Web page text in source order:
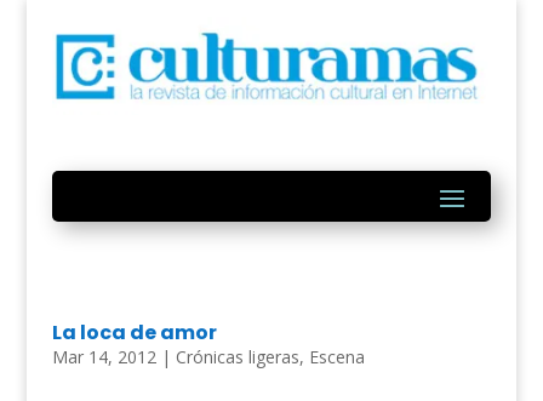
La loca de amor
Mar 14, 2012| Crónicas ligeras, Escena